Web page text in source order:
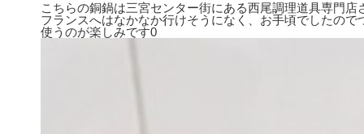
こちらの銅鍋は三宮センター街にある西尾調理道具専門
フランスへはなかなか行けそうになく、お手頃でしたので
使うのが楽しみです0